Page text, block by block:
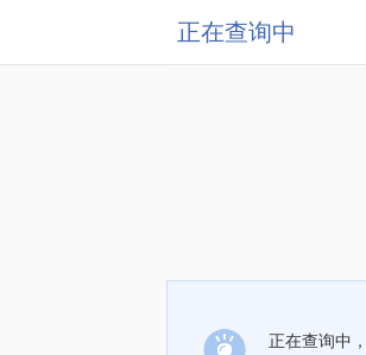
正在查询中
正在查询中